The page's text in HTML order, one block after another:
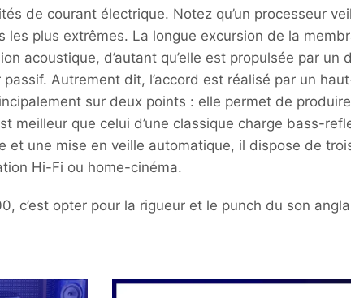
de courant électrique. Notez qu’un processeur
les plus extrêmes. La longue excursion de la
acoustique, d’autant qu’elle est propulsée par
Autrement dit, l’accord est réalisé par un
sur deux points : elle permet de
meilleur que celui d’une classique charge bass-
et une mise en veille automatique, il dispose de
Hi-Fi ou home-cinéma.
c’est opter pour la rigueur et le punch du son